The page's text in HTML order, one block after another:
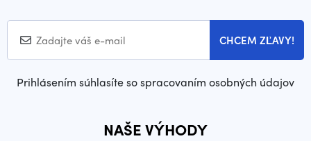
CHCEM ZĽAVY!
Prihlásením súhlasíte so spracovaním osobných údajov
NAŠE VÝHODY